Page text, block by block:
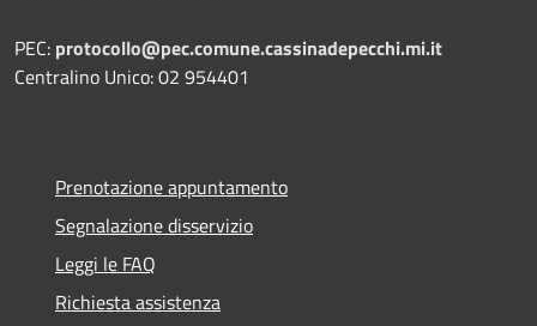
PEC: protocollo@pec.comune.cassinadepecchi.mi.it
Centralino Unico: 02 954401
Prenotazione appuntamento
Segnalazione disservizio
Leggi le FAQ
Richiesta assistenza